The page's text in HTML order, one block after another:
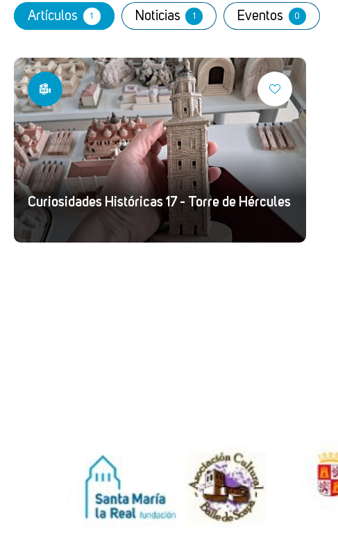
Artículos 1 Noticias 1 Eventos 0
Curiosidades Históricas 17 - Torre de Hércules